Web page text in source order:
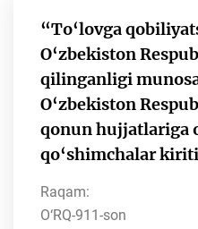
“To‘lovga
O‘zbekiston
qilinganligi
O‘zbekiston
qonun hujjatlariga
qo‘shimchalar
Raqam:
O‘RQ-911-son